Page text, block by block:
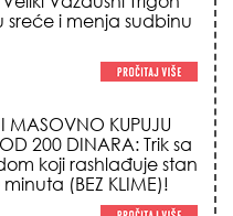
i menja sudbinu
MASOVNO KUPUJU
200 DINARA: Trik sa
koji rashlađuje stan
(BEZ KLIME)!